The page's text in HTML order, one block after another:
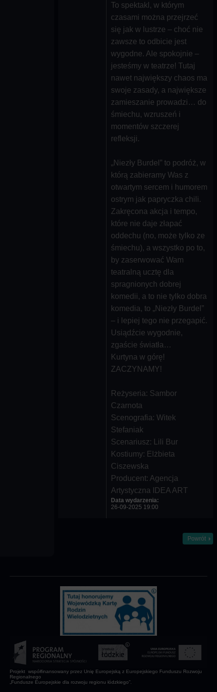
To spektakl, w którym
czasami można przejrzeć
się jak w lustrze – choć nie
zawsze to odbicie jest
wygodne. Ale spokojnie –
jesteśmy w teatrze! Tutaj
nawet największy chaos ma
swoje zasady, a największe
zamieszanie prowadzi… do
śmiechu, wzruszeń i
momentów szczerej
refleksji.
„Niezły Burdel” to podróż, w
którą zabieramy Was z
otwartym sercem i humorem
ostrym jak papryczka chili.
Zakręcona akcja i tempo,
które nie daje złapać
oddechu (no, może tylko ze
śmiechu), a wszystko po to,
by zaserwować Wam
teatralną ucztę dla
spragnionych dobrej
komedii, a to nie tylko dobra
komedia, to „Niezły Burdel”
– i lepiej tego nie przegapić.
Usiądźcie wygodnie,
zgaście światła…
Kurtyna w górę!
ZACZYNAMY!
Reżyseria: Sambor
Czarnota
Scenografia: Witek
Stefaniak
Scenariusz: Lili Bur
Kostiumy: Elżbieta
Ciszewska
Producent: Agencja
Artystyczna IDEA ART
Data wydarzenia:
26-09-2025 19:00
Powrót
Projekt współfinansowany przez Unię Europejską z Europejskiego Funduszu Rozwoju
Regionalnego
„Fundusze Europejskie dla rozwoju regionu łódzkiego”.